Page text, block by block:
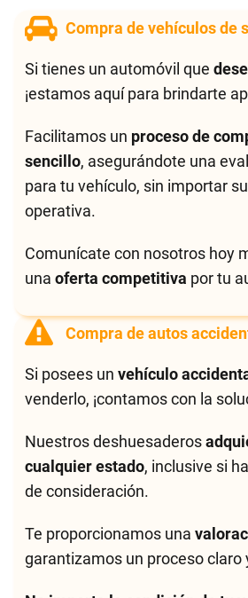
Compra de vehículos de
Si tienes un automóvil que
¡estamos aquí para brindarte
Facilitamos un proceso de
sencillo, asegurándote una
para tu vehículo, sin importar
operativa.
Comunícate con nosotros hoy
unaoferta competitiva por tu
Compra de autos
Si posees unvehículo
venderlo, ¡contamos con la
Nuestros deshuesaderos
cualquier estado, inclusive si
de consideración.
Te proporcionamos una
garantizamos un proceso claro